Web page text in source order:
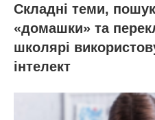
Складні теми,
«домашки» та
школярі
інтелект